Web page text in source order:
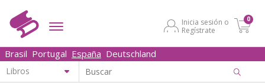
Inicia sesión o
Regístrate
0
Brasil Portugal España Deutschland